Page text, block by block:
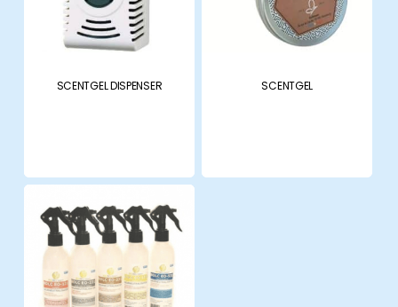
SCENTGEL DISPENSER SCENTGEL
ziekenhuizen
Nieuws